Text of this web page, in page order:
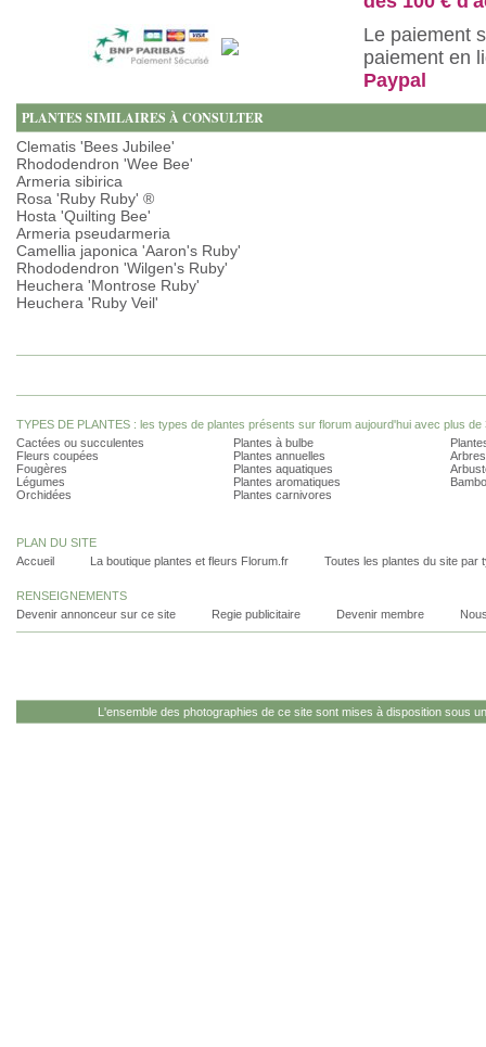
Le paiement
paiement en
Paypal
PLANTES SIMILAIRES À CONSULTER
Clematis 'Bees Jubilee'
Rhododendron 'Wee Bee'
Armeria sibirica
Rosa 'Ruby Ruby' ®
Hosta 'Quilting Bee'
Armeria pseudarmeria
Camellia japonica 'Aaron's Ruby'
Rhododendron 'Wilgen's Ruby'
Heuchera 'Montrose Ruby'
Heuchera 'Ruby Veil'
TYPES DE PLANTES : les types de plantes présents sur florum aujourd'hui avec plus de
Cactées ou succulentes
Fleurs coupées
Fougères
Légumes
Orchidées
Plantes à bulbe
Plantes annuelles
Plantes aquatiques
Plantes aromatiques
Plantes carnivores
PLAN DU SITE
Accueil
La boutique plantes et fleurs Florum.fr Toutes les plantes du site par
RENSEIGNEMENTS
Devenir annonceur sur ce site
Regie publicitaire Devenir membre
L'ensemble des photographies de ce site sont mises à disposition sous